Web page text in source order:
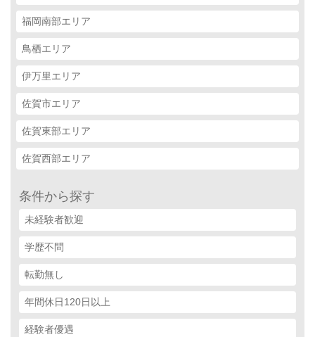
福岡南部エリア
鳥栖エリア
伊万里エリア
佐賀市エリア
佐賀東部エリア
佐賀西部エリア
条件から探す
未経験者歓迎
学歴不問
転勤無し
年間休日120日以上
経験者優遇